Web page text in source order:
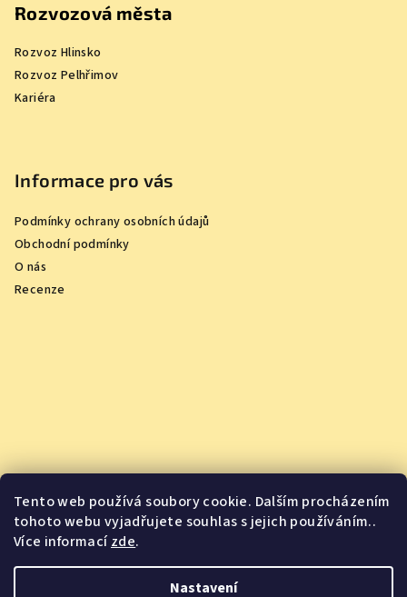
Tento web používá soubory cookie. Dalším procházením
tohoto webu vyjadřujete souhlas s jejich používáním..
Více informacízde.
Nastavení
Rozvozová města
Rozvoz Hlinsko
Rozvoz Pelhřimov
Kariéra
Informace pro vás
Podmínky ochrany osobních údajů
Obchodní podmínky
O nás
Recenze
Vychutnejte si oceněná vína z pohodlí domova